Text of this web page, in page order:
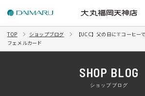
TOP ショップブログ
【UCC】父の日に👔コーヒ
フェメルカード
SHOP BLOG
ショップブログ